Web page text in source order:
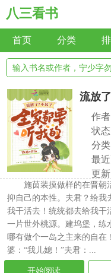
八三看书
首页 分类
流放
作者
状
分
最近
更
施茵装摸做样的在晋朝
抑自己的本性。夫君？给我
我干活去！统统都去给我干
一片世外桃源。建坞堡，练
哪有做个一岛之主来的自在
婆：“我儿媳！”夫君：...
开始阅读